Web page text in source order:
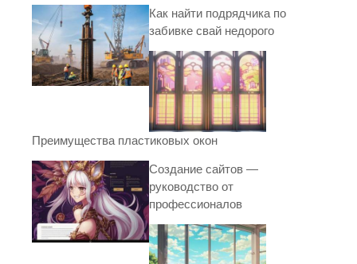
Как найти подрядчика по
забивке свай недорого
Преимущества пластиковых окон
Создание сайтов —
руководство от
профессионалов